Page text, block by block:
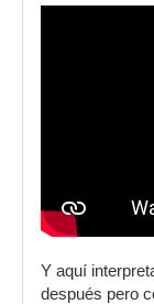
Y aquí
después pero